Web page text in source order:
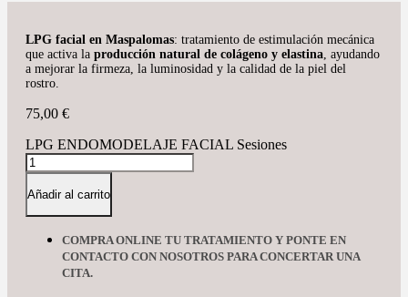
LPG facial en Maspalomas: tratamiento de estimulación mecánica
que activa la producción natural de colágeno y elastina, ayudando
a mejorar la firmeza, la luminosidad y la calidad de la piel del
rostro.
75,00 €
LPG ENDOMODELAJE FACIAL Sesiones
Añadir al carrito
COMPRA ONLINE TU TRATAMIENTO Y PONTE EN
CONTACTO CON NOSOTROS PARA CONCERTAR UNA
CITA.